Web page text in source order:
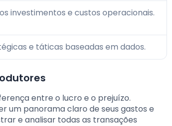
investimentos e custos operacionais.
e táticas baseadas em dados.
entre o lucro e o prejuízo.
um panorama claro de seus gastos e
e analisar todas as transações